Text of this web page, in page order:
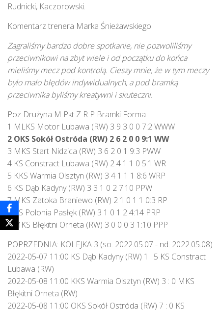
Rudnicki, Kaczorowski.
Komentarz trenera Marka Śnieżawskiego:
Zagraliśmy bardzo dobre spotkanie, nie pozwoliliśmy
przeciwnikowi na zbyt wiele i od początku do końca
mieliśmy mecz pod kontrolą. Cieszy mnie, że w tym meczy
było mało błędów indywidualnych, a pod bramką
przeciwnika byliśmy kreatywni i skuteczni.
Poz Drużyna M Pkt Z R P Bramki Forma
1 MLKS Motor Lubawa (RW) 3 9 3 0 0 7:2 WWW
2 OKS Sokół Ostróda (RW) 2 6 2 0 0 9:1 WW
3 MKS Start Nidzica (RW) 3 6 2 0 1 9:3 PWW
4 KS Constract Lubawa (RW) 2 4 1 1 0 5:1 WR
5 KKS Warmia Olsztyn (RW) 3 4 1 1 1 8:6 WRP
6 KS Dąb Kadyny (RW) 3 3 1 0 2 7:10 PPW
7 MKS Zatoka Braniewo (RW) 2 1 0 1 1 0:3 RP
8 KS Polonia Pasłęk (RW) 3 1 0 1 2 4:14 PRP
9 MKS Błękitni Orneta (RW) 3 0 0 0 3 1:10 PPP
POPRZEDNIA: KOLEJKA 3 (so. 2022.05.07 - nd. 2022.05.08)
2022-05-07 11:00 KS Dąb Kadyny (RW) 1 : 5 KS Constract
Lubawa (RW)
2022-05-08 11:00 KKS Warmia Olsztyn (RW) 3 : 0 MKS
Błękitni Orneta (RW)
2022-05-08 11:00 OKS Sokół Ostróda (RW) 7 : 0 KS